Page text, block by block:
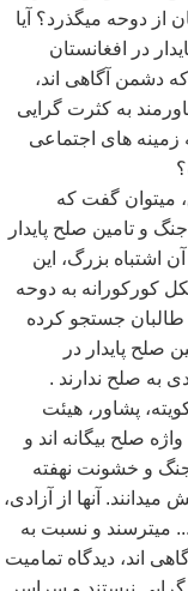
از دوحه میگذرد؟ آیا
در افغانستان
دشمن آگاهی اند،
به کثرت گرایی
زمینه های اجتماعی
میتوان گفت که
و تامین صلح پایدار
اشتباه بزرگ، این
کورکورانه به دوحه
جستجو کرده
صلح پایدار در
به صلح ندارند .
پشاور، هیئت
صلح بیگانه اند و
جنگ و خشونت نهفته
آنها از آزادی،
میترسند و نسبت به
اند، دیدگاه تمامیت